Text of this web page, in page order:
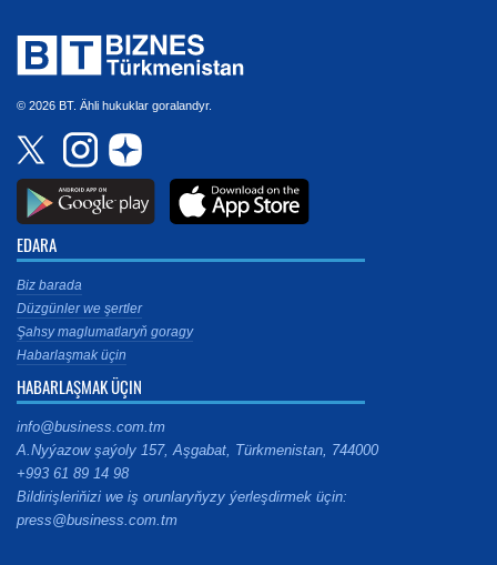
© 2026 BT. Ähli hukuklar goralandyr.
EDARA
Biz barada
Düzgünler we şertler
Şahsy maglumatlaryň goragy
Habarlaşmak üçin
HABARLAŞMAK ÜÇIN
info@business.com.tm
A.Nyýazow şaýoly 157, Aşgabat, Türkmenistan, 744000
+993 61 89 14 98
Bildirişleriňizi we iş orunlaryňyzy ýerleşdirmek üçin:
press@business.com.tm